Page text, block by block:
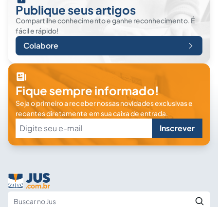
Publique seus artigos
Compartilhe conhecimento e ganhe reconhecimento. É
fácil e rápido!
Colabore
Fique sempre informado!
Seja o primeiro a receber nossas novidades exclusivas e
recentes diretamente em sua caixa de entrada.
Inscrever